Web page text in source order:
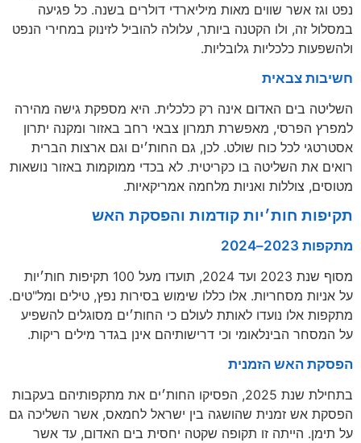
נפט וגז אשר שווים מאות מיליארדי דולרים בשנה. כל פגיעה
במסלול זה, ולו הקטנה ביותר, עלולה להוביל לזינוק במחירי הנפט
ולהשפעות כלכליות גלובליות.
חשיבות צבאית
השליטה בים האדום אינה רק כלכלית. היא מספקת גישה מהירה
למפרץ הפרסי, מאפשרת תמרון צבאי רחב באזור ומקנה יתרון
אסטרטגי לכל כוח שולט. לכן, גם החות׳ים וגם ארצות הברית
רואים את השליטה בו כקריטית. לא בכדי ממוקמות באזור נושאות
מטוסים, צוללות ואניות מלחמה אמריקאיות.
תקיפות חות׳יות קודמות והפסקת האש
מתקפות 2023–2024
מסוף שנת 2023 ועד 2024, תועדו מעל 100 תקיפות חות׳יות
על אניות מסחריות. אלו כללו שימוש בסירות נפץ, טילים ומל"טים.
מתקפות אלו נועדו לאותת לעולם כי החות׳ים מסוגלים להשפיע
על המסחר הבינלאומי וכי דרישותיהם אינן בגדר מילים ריקות.
הפסקת האש הזמנית
בתחילת שנת 2025, הפסיקו החות׳ים את מתקפותיהם בעקבות
הפסקת אש זמנית שהושגה בין ישראל לחמאס, אשר השליכה גם
על תימן. הייתה זו תקופה שקטה יחסית בים האדום, עד אשר